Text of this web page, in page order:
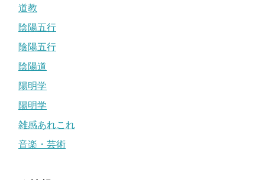
道教
陰陽五行
陰陽五行
陰陽道
陽明学
陽明学
雑感あれこれ
音楽・芸術